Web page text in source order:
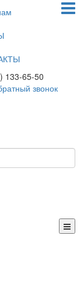
133-65-50
звонок